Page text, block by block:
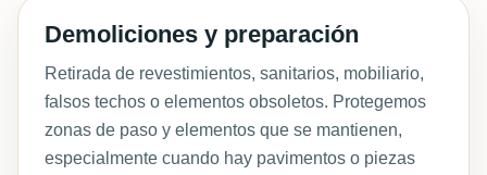
Demoliciones y preparación
Retirada de revestimientos, sanitarios, mobiliario,
falsos techos o elementos obsoletos. Protegemos
zonas de paso y elementos que se mantienen,
especialmente cuando hay pavimentos o piezas